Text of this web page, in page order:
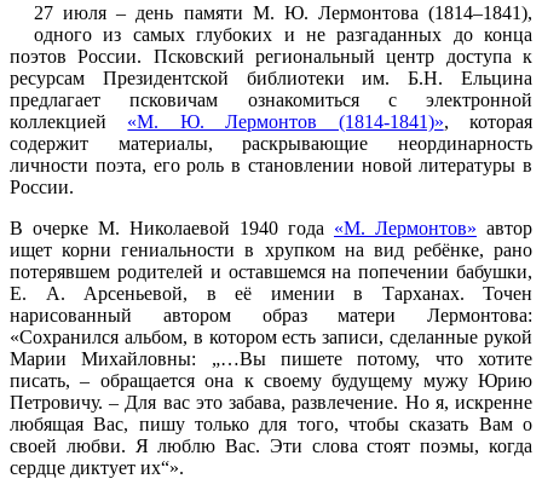
27 июля – день памяти М. Ю. Лермонтова (1814–1841),
одного из самых глубоких и не разгаданных до конца
поэтов России. Псковский региональный центр доступа к
ресурсам Президентской библиотеки им. Б.Н. Ельцина
предлагает псковичам ознакомиться с электронной
коллекцией «М. Ю. Лермонтов (1814-1841)», которая
содержит материалы, раскрывающие неординарность
личности поэта, его роль в становлении новой литературы в
России.
В очерке М. Николаевой 1940 года «М. Лермонтов» автор
ищет корни гениальности в хрупком на вид ребёнке, рано
потерявшем родителей и оставшемся на попечении бабушки,
Е. А. Арсеньевой, в её имении в Тарханах. Точен
нарисованный автором образ матери Лермонтова:
«Сохранился альбом, в котором есть записи, сделанные рукой
Марии Михайловны: „…Вы пишете потому, что хотите
писать, – обращается она к своему будущему мужу Юрию
Петровичу. – Для вас это забава, развлечение. Но я, искренне
любящая Вас, пишу только для того, чтобы сказать Вам о
своей любви. Я люблю Вас. Эти слова стоят поэмы, когда
сердце диктует их“».